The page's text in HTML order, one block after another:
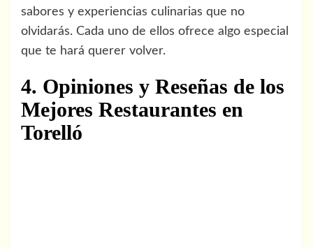
sabores y experiencias culinarias que no
olvidarás. Cada uno de ellos ofrece algo especial
que te hará querer volver.
4. Opiniones y Reseñas de los
Mejores Restaurantes en
Torelló